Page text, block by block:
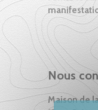
Nous
Maison de